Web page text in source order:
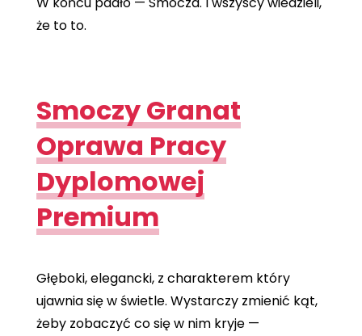
że to to.
Smoczy Granat
Oprawa Pracy
Dyplomowej
Premium
Głęboki, elegancki, z charakterem który
ujawnia się w świetle. Wystarczy zmienić kąt,
żeby zobaczyć co się w nim kryje —